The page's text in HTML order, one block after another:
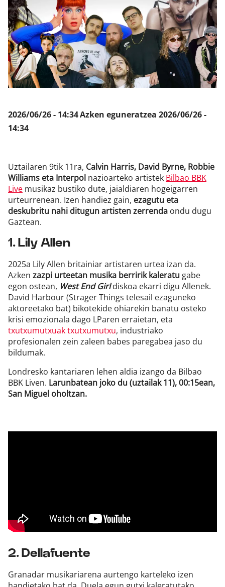
Klisk
2026/06/26 - 14:34Azken eguneratzea 2026/06/26 -
14:34
Uztailaren 9tik 11ra, Calvin Harris, David Byrne, Robbie
Williams eta Interpol nazioarteko artistek Bilbao BBK
Live musikaz bustiko dute, jaialdiaren hogeigarren
urteurrenean. Izen handiez gain, ezagutu eta
deskubritu nahi ditugun artisten zerrenda ondu dugu
Gaztean.
1. Lily Allen
2025a Lily Allen britainiar artistaren urtea izan da.
Azken zazpi urteetan musika berririk kaleratu gabe
egon ostean, West End Girl diskoa ekarri digu Allenek.
David Harbour (Strager Things telesail ezaguneko
aktoreetako bat) bikotekide ohiarekin banatu osteko
krisi emozionala dago LParen erraietan, eta
txutxumutxuak txutxumutxu, industriako
profesionalen zein zaleen babes paregabea jaso du
bildumak.
Londresko kantariaren lehen aldia izango da Bilbao
BBK Liven. Larunbatean joko du (uztailak 11), 00:15ean,
San Miguel oholtzan.
2. Dellafuente
Granadar musikariarena aurtengo karteleko izen